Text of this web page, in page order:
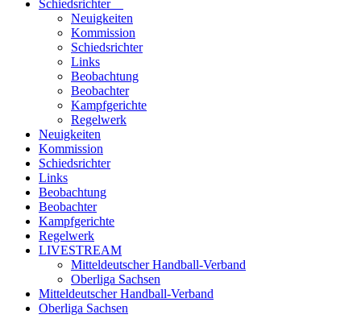
Schiedsrichter
Neuigkeiten
Kommission
Schiedsrichter
Links
Beobachtung
Beobachter
Kampfgerichte
Regelwerk
Neuigkeiten
Kommission
Schiedsrichter
Links
Beobachtung
Beobachter
Kampfgerichte
Regelwerk
LIVESTREAM
Mitteldeutscher Handball-Verband
Oberliga Sachsen
Mitteldeutscher Handball-Verband
Oberliga Sachsen